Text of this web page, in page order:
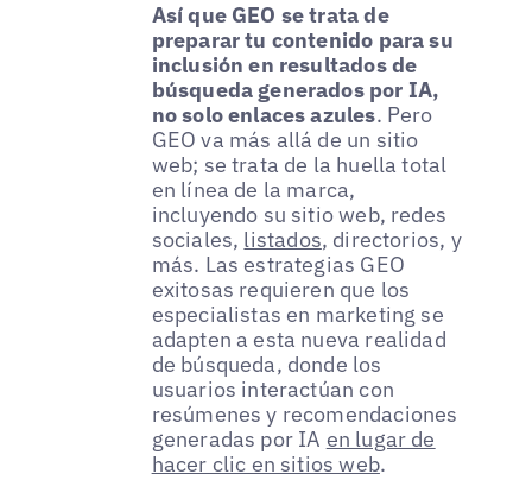
Así que GEO se trata de
preparar tu contenido para su
inclusión en resultados de
búsqueda generados por IA,
no solo enlaces azules. Pero
GEO va más allá de un sitio
web; se trata de la huella total
en línea de la marca,
incluyendo su sitio web, redes
sociales, listados, directorios, y
más. Las estrategias GEO
exitosas requieren que los
especialistas en marketing se
adapten a esta nueva realidad
de búsqueda, donde los
usuarios interactúan con
resúmenes y recomendaciones
generadas por IA en lugar de
hacer clic en sitios web.